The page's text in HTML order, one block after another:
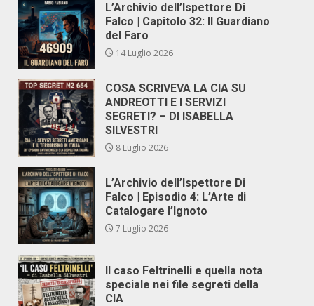
L’Archivio dell’Ispettore Di
Falco | Capitolo 32: Il Guardiano
del Faro
14 Luglio 2026
COSA SCRIVEVA LA CIA SU
ANDREOTTI E I SERVIZI
SEGRETI? – DI ISABELLA
SILVESTRI
8 Luglio 2026
L’Archivio dell’Ispettore Di
Falco | Episodio 4: L’Arte di
Catalogare l’Ignoto
7 Luglio 2026
Il caso Feltrinelli e quella nota
speciale nei file segreti della
CIA